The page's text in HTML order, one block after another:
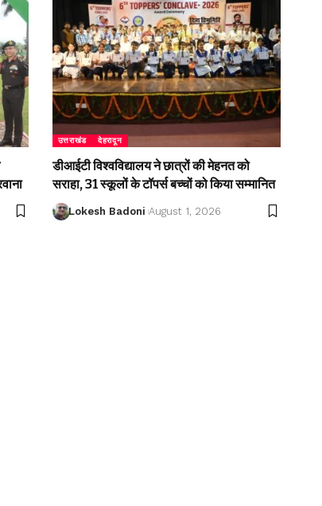
उत्तराखंड देहरादून
डीआईटी विश्वविद्यालय ने छात्रों की मेहनत को
सराहा, 31 स्कूलों के टॉपर्स बच्चों को किया सम्मानित
Lokesh Badoni August 1, 2026